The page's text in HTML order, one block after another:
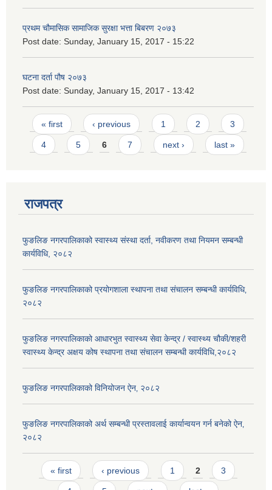
प्रथम चौमासिक सामाजिक सुरक्षा भत्ता बिबरण २०७३
Post date: Sunday, January 15, 2017 - 15:22
घटना दर्ता पौष २०७३
Post date: Sunday, January 15, 2017 - 13:42
Pages
« first ‹ previous 1 2 3
4 5 6 7 next › last »
राजपत्र
फुङलिङ नगरपालिकाको स्वास्थ्य संस्था दर्ता, नवीकरण तथा नियमन सम्बन्धी
कार्यविधि, २०८२
फुङलिङ नगरपालिकाको प्रयोगशाला स्थापना तथा संचालन सम्बन्धी कार्यविधि‚
२०८२
फुङलिङ नगरपालिकाको आधारभुत स्वास्थ्य सेवा केन्द्र / स्वास्थ्य चौकी/शहरी
स्वास्थ्य केन्द्र अक्षय कोष स्थापना तथा संचालन सम्बन्धी कार्यविधि,२०८२
फुङलिङ नगरपालिकाको विनियोजन ऐन‚ २०८२
फुङलिङ नगरपालिकाको अर्थ सम्बन्धी प्रस्तावलाई कार्यान्वयन गर्न बनेको ऐन‚
२०८२
Pages
« first ‹ previous 1 2 3